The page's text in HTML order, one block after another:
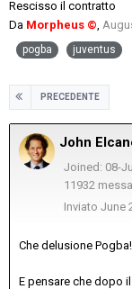
Rescisso il contratto
Da Morpheus ©,
pogba juventus
PRECEDENTE
John
Joined: 08-
11932
Inviato June
Che delusione Pogba!
E pensare che dopo